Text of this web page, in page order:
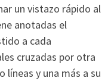
un vistazo rápido al
anotadas el
a cada
cruzadas por otra
líneas y una más a su